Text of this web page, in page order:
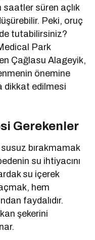
saatler süren açlık
Peki, oruç
tutabilirsiniz?
Park
Çağlasu Alageyik,
önemine
dikkat edilmesi
Gerekenler
bırakmamak
su ihtiyacını
su içerek
hem
faydalıdır.
şekerini